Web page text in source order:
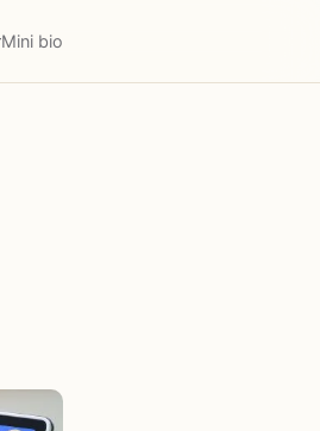
Mini bio